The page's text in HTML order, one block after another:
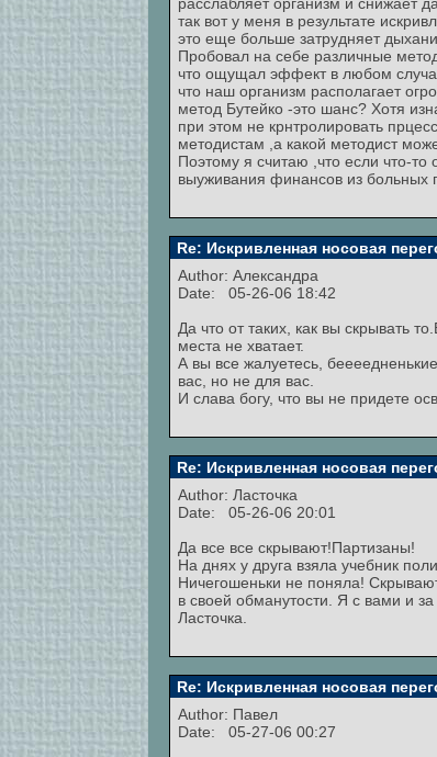
так вот у меня в результате
это еще больше затрудняет
Пробовал на себе различные
что ощущал эффект в любом
что наш организм располагает
метод Бутейко -это шанс? Хотя
при этом не крнтролировать
методистам ,а какой методист
Поэтому я считаю ,что если что-то
выуживания финансов из больных
Re: Искривленная носовая
Author: Александра
Date: 05-26-06 18:42
Да что от таких, как вы скрывать
места не хватает.
А вы все жалуетесь,
вас, но не для вас.
И слава богу, что вы не придете
Re: Искривленная носовая
Author: Ласточка
Date: 05-26-06 20:01
Да все все скрывают!Партизаны!
На днях у друга взяла учебник
Ничегошеньки не поняла!
в своей обманутости. Я с вами и за
Ласточка.
Re: Искривленная носовая
Author: Павел
Date: 05-27-06 00:27